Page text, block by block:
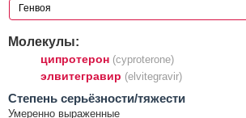
Молекулы:
ципротерон (cyproterone)
элвитегравир (elvitegravir)
Cтепень серьёзности/тяжести
Умеренно выраженные